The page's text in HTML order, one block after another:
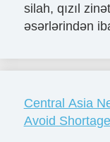
silah, qızıl
əsərlərindən
Central Asia
Avoid